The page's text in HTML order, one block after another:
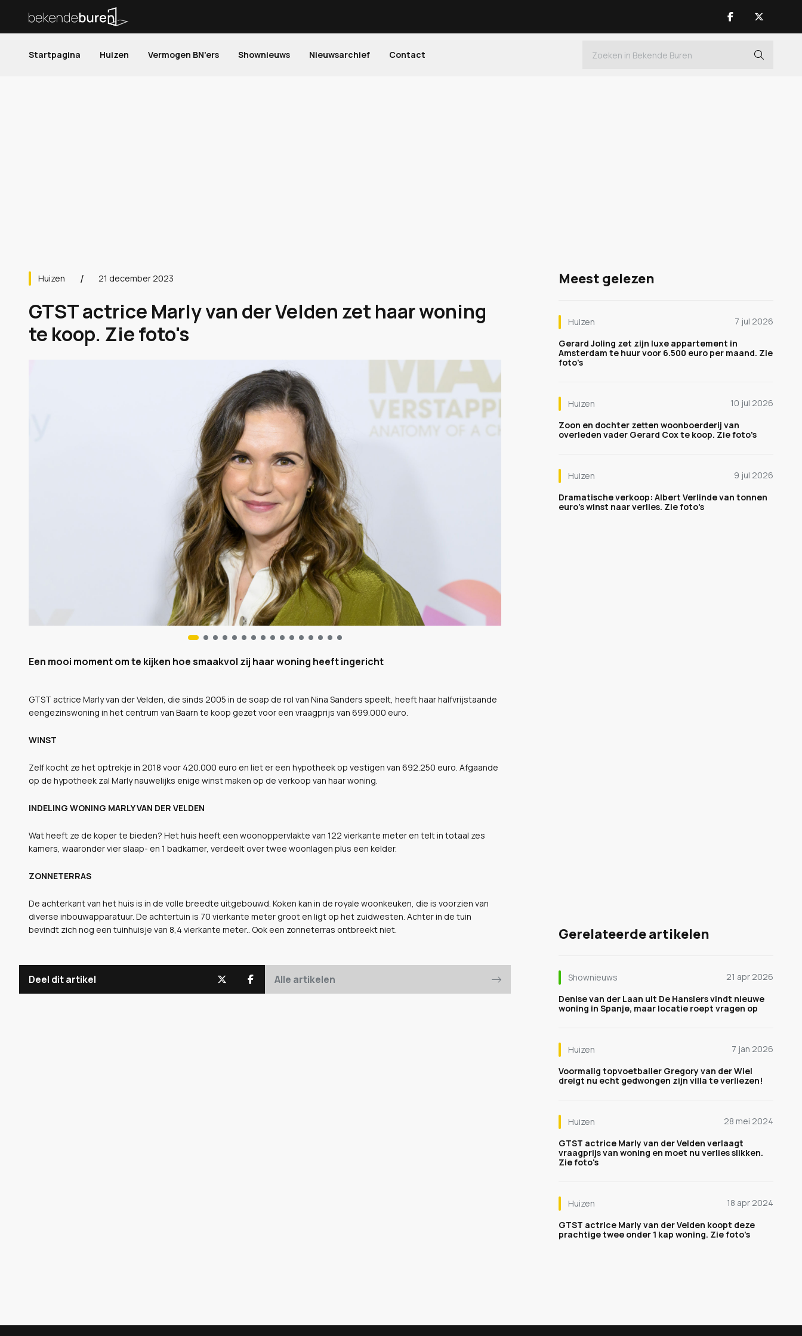
Startpagina Huizen Vermogen BN'ers Shownieuws Nieuwsarchief Contact
Huizen 21 december 2023
GTST actrice Marly van der Velden zet haar woning
te koop. Zie foto's
Een mooi moment om te kijken hoe smaakvol zij haar woning heeft ingericht
GTST actrice Marly van der Velden, die sinds 2005 in de soap de rol van Nina Sanders speelt, heeft haar halfvrijstaande
eengezinswoning in het centrum van Baarn te koop gezet voor een vraagprijs van 699.000 euro.
WINST
Zelf kocht ze het optrekje in 2018 voor 420.000 euro en liet er een hypotheek op vestigen van 692.250 euro. Afgaande
op de hypotheek zal Marly nauwelijks enige winst maken op de verkoop van haar woning.
INDELING WONING MARLY VAN DER VELDEN
Wat heeft ze de koper te bieden? Het huis heeft een woonoppervlakte van 122 vierkante meter en telt in totaal zes
kamers, waaronder vier slaap- en 1 badkamer, verdeelt over twee woonlagen plus een kelder.
ZONNETERRAS
De achterkant van het huis is in de volle breedte uitgebouwd. Koken kan in de royale woonkeuken, die is voorzien van
diverse inbouwapparatuur. De achtertuin is 70 vierkante meter groot en ligt op het zuidwesten. Achter in de tuin
bevindt zich nog een tuinhuisje van 8,4 vierkante meter.. Ook een zonneterras ontbreekt niet.
Deel dit artikel Alle artikelen
Meest gelezen
Huizen
7 jul 2026
Gerard Joling zet zijn luxe appartement in
Amsterdam te huur voor 6.500 euro per maand. Zie
foto's
Huizen
10 jul 2026
Zoon en dochter zetten woonboerderij van
overleden vader Gerard Cox te koop. Zie foto's
Huizen
9 jul 2026
Dramatische verkoop: Albert Verlinde van tonnen
euro's winst naar verlies. Zie foto's
Gerelateerde artikelen
Shownieuws
21 apr 2026
Denise van der Laan uit De Hanslers vindt nieuwe
woning in Spanje, maar locatie roept vragen op
Huizen
7 jan 2026
Voormalig topvoetballer Gregory van der Wiel
dreigt nu echt gedwongen zijn villa te verliezen!
Huizen
28 mei 2024
GTST actrice Marly van der Velden verlaagt
vraagprijs van woning en moet nu verlies slikken.
Zie foto's
Huizen
18 apr 2024
GTST actrice Marly van der Velden koopt deze
prachtige twee onder 1 kap woning. Zie foto's